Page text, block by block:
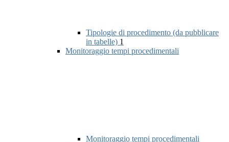
Tipologie di procedimento (da pubblicare
in tabelle) 1
Monitoraggio tempi procedimentali
Monitoraggio tempi procedimentali